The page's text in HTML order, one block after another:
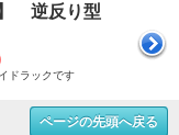
逆反り型
ドラックです
ページの先頭へ戻る